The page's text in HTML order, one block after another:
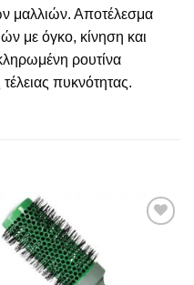
μαλλιών. Αποτέλεσμα
με όγκο, κίνηση και
ρουτίνα
πυκνότητας.